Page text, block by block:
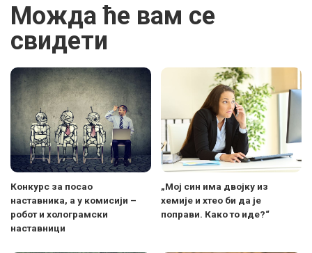
Можда ће вам се
свидети
Конкурс за посао
наставника, а у комисији –
робот и холограмски
наставници
„Мој син има двојку из
хемије и хтео би да је
поправи. Како то иде?“